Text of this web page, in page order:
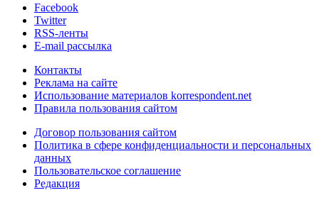
Facebook
Twitter
RSS-ленты
E-mail рассылка
Контакты
Реклама на сайте
Использование материалов korrespondent.net
Правила пользования сайтом
Договор пользования сайтом
Политика в сфере конфиденциальности и персональных
данных
Пользовательское соглашение
Редакция